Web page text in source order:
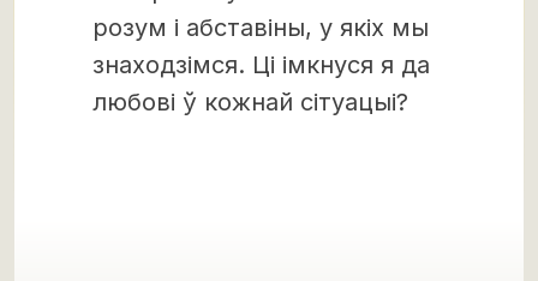
розум і абставіны, у якіх мы
знаходзімся. Ці імкнуся я да
любові ў кожнай сітуацыі?